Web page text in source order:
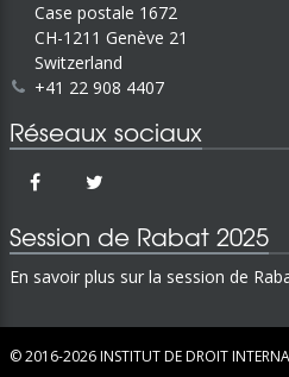
Case postale 1672
CH-1211 Genève 21
Switzerland
+41 22 908 4407
Réseaux sociaux
Session de Rabat 2025
En savoir plus sur la session de
© 2016-2026INSTITUT DE DROIT